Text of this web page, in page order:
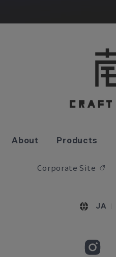
About Products
Corporate Site
JA